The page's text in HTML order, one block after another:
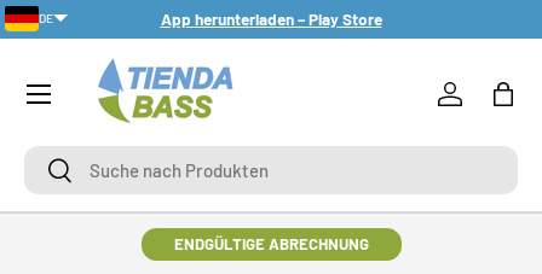
DIREKT ZUM INHALT
App herunterladen – Play Store
SucheSuche
Einloggen
ENDGÜLTIGE ABRECHNUNG
DE